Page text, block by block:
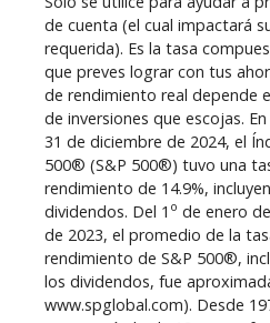
de cuenta (el cual impactará
requerida). Es la tasa
que preves lograr con tus
de rendimiento real depende
de inversiones que escojas.
31 de diciembre de 2024, el
500® (S&P 500®) tuvo una
rendimiento de 14.9%,
dividendos. Del 1 o de enero
de 2023, el promedio de la
rendimiento de S&P 500®,
los dividendos, fue
www.spglobal.com). Desde